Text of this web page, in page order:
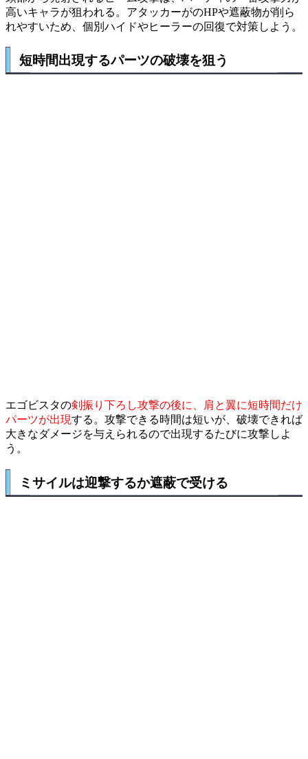
高いキャラが狙われる。アタッカーがのHPや遮蔽物が削ら
れやすいため、個別ハイドやヒーラーの回復で対策しよう。
短時間出現するパーツの破壊を狙う
エゴビスタの剣振り下ろし攻撃の後に、肩と翼に短時間だけ
パーツが出現する。攻撃できる時間は短いが、破壊できれば
大きなダメージを与えられるので出現するたびに攻撃しよ
う。
ミサイルは迎撃するか遮蔽で受ける